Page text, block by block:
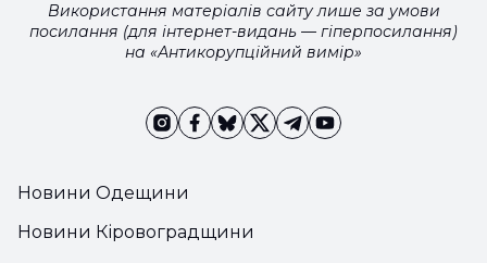
Новини Одещини
Новини Кіровоградщини
Використання матеріалів сайту лише за умови
посилання (для інтернет-видань — гіперпосилання)
на «Антикорупційний вимір»